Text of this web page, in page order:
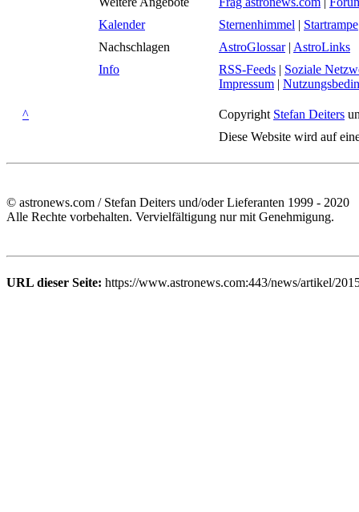
Kalender
Sternenhimmel | Startrampe
Nachschlagen
AstroGlossar| AstroLinks
Info
RSS-Feeds | Soziale
Impressum |
^ Copyright Stefan Deiters
Diese Website wird auf
© astronews.com / Stefan Deiters und/oder Lieferanten 1999 - 2020
Alle Rechte vorbehalten. Vervielfältigung nur mit Genehmigung.
URL dieser Seite: https://www.astronews.com:443/news/artikel/